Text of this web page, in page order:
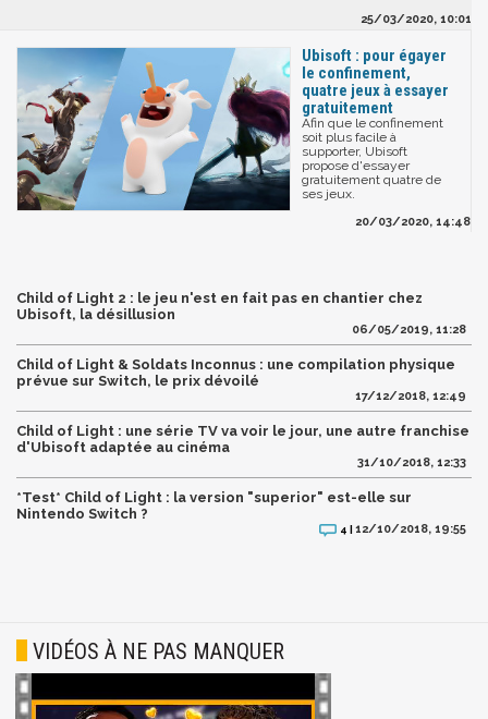
25/03/2020, 10:01
Ubisoft : pour égayer
le confinement,
quatre jeux à essayer
gratuitement
Afin que le confinement
soit plus facile à
supporter, Ubisoft
propose d'essayer
gratuitement quatre de
ses jeux.
20/03/2020, 14:48
Child of Light 2 : le jeu n'est en fait pas en chantier chez
Ubisoft, la désillusion
06/05/2019, 11:28
Child of Light & Soldats Inconnus : une compilation physique
prévue sur Switch, le prix dévoilé
17/12/2018, 12:49
Child of Light : une série TV va voir le jour, une autre franchise
d'Ubisoft adaptée au cinéma
31/10/2018, 12:33
*Test* Child of Light : la version "superior" est-elle sur
Nintendo Switch ?
4 |12/10/2018, 19:55
VIDÉOS À NE PAS MANQUER